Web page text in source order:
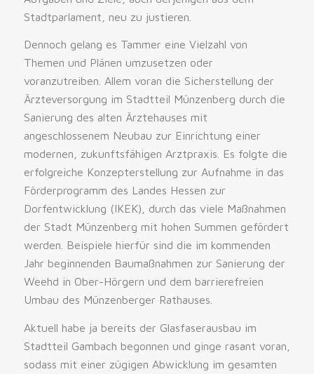
Stadtparlament, neu zu justieren.
Dennoch gelang es Tammer eine Vielzahl von
Themen und Plänen umzusetzen oder
voranzutreiben. Allem voran die Sicherstellung der
Ärzteversorgung im Stadtteil Münzenberg durch die
Sanierung des alten Ärztehauses mit
angeschlossenem Neubau zur Einrichtung einer
modernen, zukunftsfähigen Arztpraxis. Es folgte die
erfolgreiche Konzepterstellung zur Aufnahme in das
Förderprogramm des Landes Hessen zur
Dorfentwicklung (IKEK), durch das viele Maßnahmen
der Stadt Münzenberg mit hohen Summen gefördert
werden. Beispiele hierfür sind die im kommenden
Jahr beginnenden Baumaßnahmen zur Sanierung der
Weehd in Ober-Hörgern und dem barrierefreien
Umbau des Münzenberger Rathauses.
Aktuell habe ja bereits der Glasfaserausbau im
Stadtteil Gambach begonnen und ginge rasant voran,
sodass mit einer zügigen Abwicklung im gesamten